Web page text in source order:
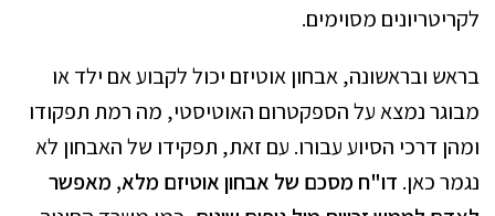
לקריטריונים מסוימים.
בראש ובראשונה, אבחון אוטיזם יכול לקבוע אם ילד או
מבוגר נמצא על הספקטרום האוטיסטי, מה רמת תפקודו
ומהן דרכי הסיוע עבורו. עם זאת, תפקידו של האבחון לא
נגמר כאן. דו"ח מסכם של אבחון אוטיזם מלא, מאפשר